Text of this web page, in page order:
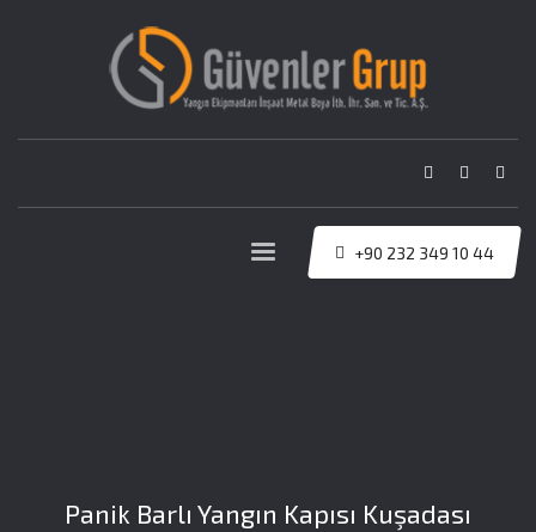
+90 232 349 10 44
Panik Barlı Yangın Kapısı Kuşadası